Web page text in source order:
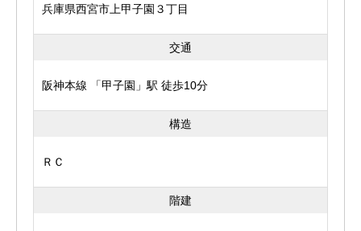
兵庫県西宮市上甲子園３丁目
交通
阪神本線 「甲子園」駅 徒歩10分
構造
ＲＣ
階建